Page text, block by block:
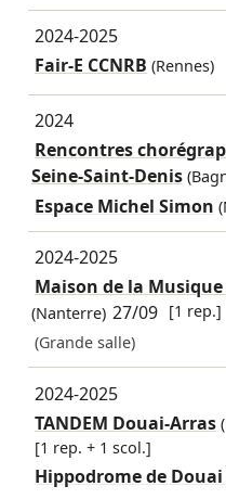
2024-2025
Fair-E CCNRB (Rennes)
2024
Rencontres
Seine-Saint-Denis
Espace Michel Simon
2024-2025
Maison de la
(Nanterre) 27/09 [1 rep.]
(Grande salle)
2024-2025
TANDEM Douai-Arras
[1 rep. + 1 scol.]
Hippodrome de Douai